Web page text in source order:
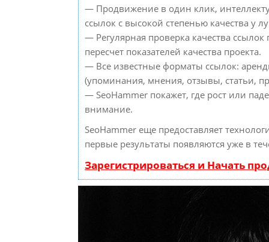
— Продвижение в один клик,
ссылок с высокой степенью качества у
— Регулярная проверка качества
пересчет показателей качества проекта.
— Все известные форматы ссылок:
(упоминания, мнения, отзывы, статьи,
— SeoHammer покажет, где рост или
внимание.
SeoHammer еще предоставляет
первые результаты появляются уже в
Зарегистрироваться и Начать